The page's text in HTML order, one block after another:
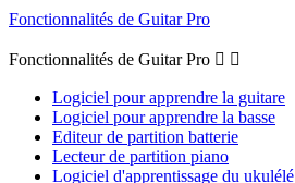
Fonctionnalités de Guitar Pro
Fonctionnalités de Guitar Pro  
Logiciel pour apprendre la guitare
Logiciel pour apprendre la basse
Editeur de partition batterie
Lecteur de partition piano
Logiciel d'apprentissage du ukulélé